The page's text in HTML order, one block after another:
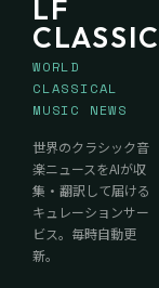
LF
CLASSIC
WORLD
CLASSICAL
MUSIC NEWS
世界のクラシック音
楽ニュースをAIが収
集・翻訳して届ける
キュレーションサー
ビス。毎時自動更
新。